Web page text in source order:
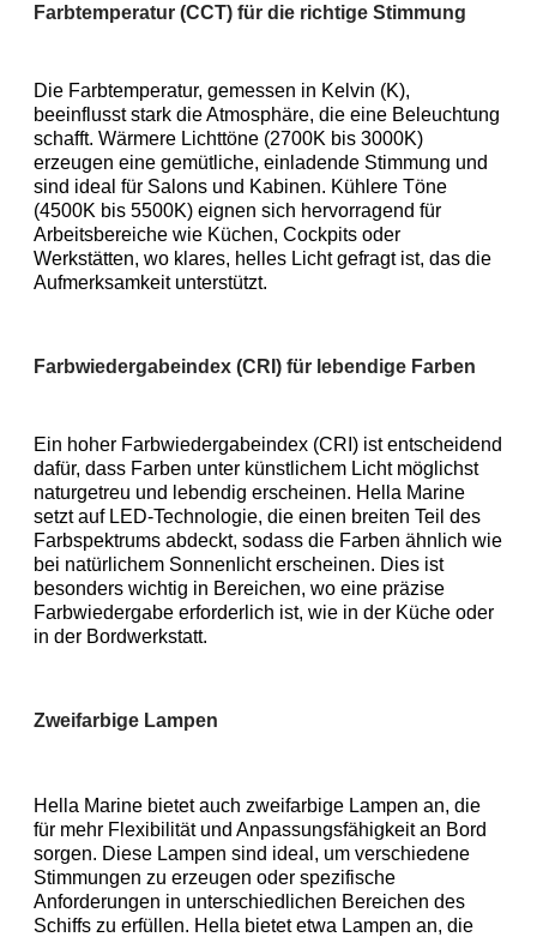
Farbtemperatur (CCT) für die richtige Stimmung
Die Farbtemperatur, gemessen in Kelvin (K),
beeinflusst stark die Atmosphäre, die eine Beleuchtung
schafft. Wärmere Lichttöne (2700K bis 3000K)
erzeugen eine gemütliche, einladende Stimmung und
sind ideal für Salons und Kabinen. Kühlere Töne
(4500K bis 5500K) eignen sich hervorragend für
Arbeitsbereiche wie Küchen, Cockpits oder
Werkstätten, wo klares, helles Licht gefragt ist, das die
Aufmerksamkeit unterstützt.
Farbwiedergabeindex (CRI) für lebendige Farben
Ein hoher Farbwiedergabeindex (CRI) ist entscheidend
dafür, dass Farben unter künstlichem Licht möglichst
naturgetreu und lebendig erscheinen. Hella Marine
setzt auf LED-Technologie, die einen breiten Teil des
Farbspektrums abdeckt, sodass die Farben ähnlich wie
bei natürlichem Sonnenlicht erscheinen. Dies ist
besonders wichtig in Bereichen, wo eine präzise
Farbwiedergabe erforderlich ist, wie in der Küche oder
in der Bordwerkstatt.
Zweifarbige Lampen
Hella Marine bietet auch zweifarbige Lampen an, die
für mehr Flexibilität und Anpassungsfähigkeit an Bord
sorgen. Diese Lampen sind ideal, um verschiedene
Stimmungen zu erzeugen oder spezifische
Anforderungen in unterschiedlichen Bereichen des
Schiffs zu erfüllen. Hella bietet etwa Lampen an, die